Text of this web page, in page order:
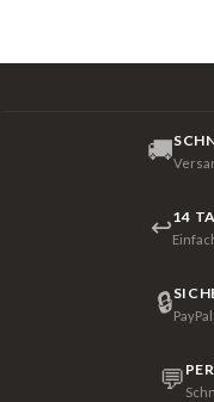
🚚
↩14
🔒
💬